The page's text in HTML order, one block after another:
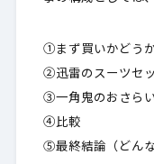
①まず買いかどう
②迅雷のスーツセ
③一角鬼のおさら
④比較
⑤最終結論（どん